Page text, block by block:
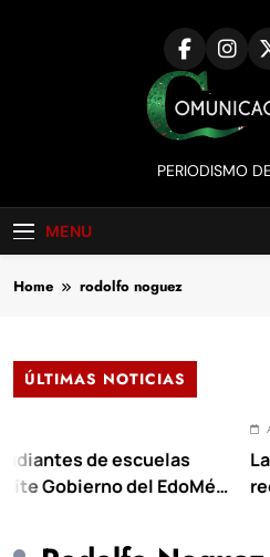
PERIODISMO
MENU
Home rodolfo noguez
ÚLTIMAS NOTICIAS
escuelas
del EdoMéx
Agosto 7, 2026
La unidad,
recuperar la